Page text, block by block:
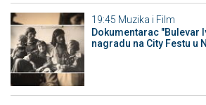
19:45 Muzika i Film
Dokumentarac "Bulevar
nagradu na City Festu u